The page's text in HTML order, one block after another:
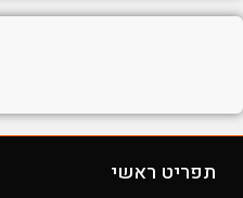
תפריט ראשי